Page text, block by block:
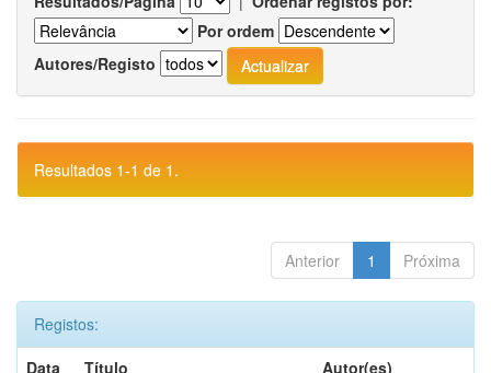
Por ordem
Autores/Registo
Resultados 1-1 de 1.
Anterior 1 Próxima
Registos:
Data
Título
Autor(es)